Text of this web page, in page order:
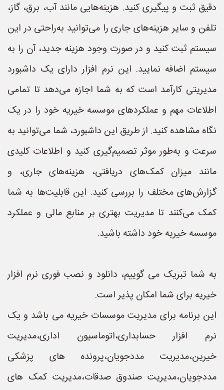
دقیق ثبت و پیگیری کنید. هزینه‌هایی مانند آب، برق، گاز،
تلفن و سایر هزینه‌های جاری را می‌توانید به‌راحتی در این
سیستم ثبت کنید و در صورت وجود هزینه جدید، آن را به
سیستم اضافه نمایید. این نرم افزار دارای یک داشبورد
مدیریتی کارآمد است که به شما اجازه می‌دهد تا تمامی
اطلاعات مهم و عملکردهای موسسه خیریه خود را در یک
نگاه مشاهده کنید. از طریق این داشبورد، شما می‌توانید به
سرعت و به‌طور موثر تصمیم‌گیری کنید و اطلاعات کلیدی
مانند میزان کمک‌های دریافتی، هزینه‌های جاری، و
گزارش‌های مختلف را بررسی کنید. این قابلیت‌ها به شما
کمک می‌کنند تا مدیریت بهتری بر منابع مالی و عملکرد
موسسه خیریه خود داشته باشید.
به شما تبریک می گوییم، دانلود و نصب فوری نرم افزار
خیریه برای شما امکان پذیر است.
این برنامه برای مدیریت موسسات خیریه می باشد و یک
نرم افزار حسابداری،اتوماسیون اداری،مدیریت
خیرین،مدیریت مددجویان،پرونده های پزشکی
مددجویان،مدیریت صندوق صدقات،مدیریت کمک های